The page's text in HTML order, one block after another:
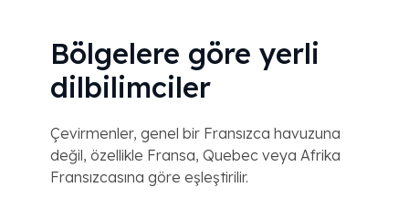
Bölgelere göre yerli
dilbilimciler
Çevirmenler, genel bir Fransızca havuzuna
değil, özellikle Fransa, Quebec veya Afrika
Fransızcasına göre eşleştirilir.